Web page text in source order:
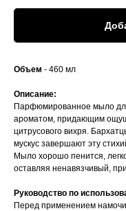
Объем - 460 мл
Описание:
Парфюмированное мыло
ароматом, придающим
цитрусового вихря.
мускус завершают эту
Мыло хорошо пенится,
оставляя ненавязчивый,
Руководство по
Перед применением